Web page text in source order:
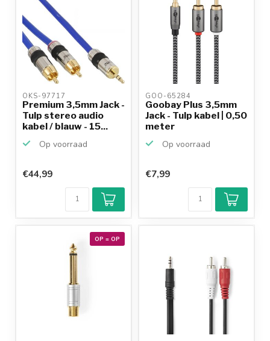
OKS-97717
Premium 3,5mm Jack -
Tulp stereo audio
kabel / blauw - 15...
Op voorraad
€44,99
GOO-65284
Goobay Plus 3,5mm
Jack - Tulp kabel | 0,50
meter
Op voorraad
€7,99
OP = OP